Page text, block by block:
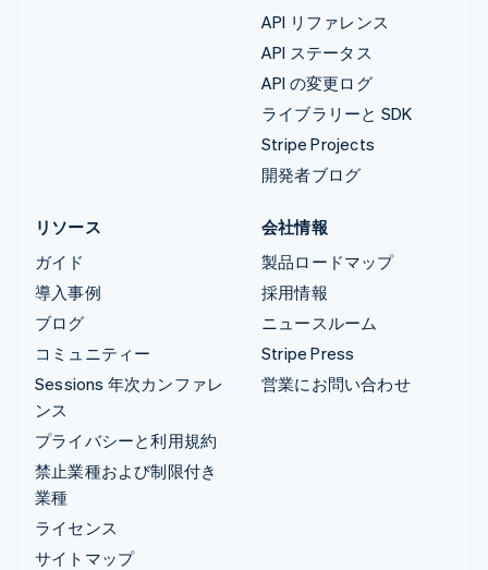
API リファレンス
API ステータス
API の変更ログ
ライブラリーと SDK
Stripe Projects
開発者ブログ
リソース
ガイド
導入事例
ブログ
コミュニティー
Sessions 年次カンファレ
ンス
プライバシーと利用規約
禁止業種および制限付き
業種
ライセンス
サイトマップ
会社情報
製品ロードマップ
採用情報
ニュースルーム
Stripe Press
営業にお問い合わせ